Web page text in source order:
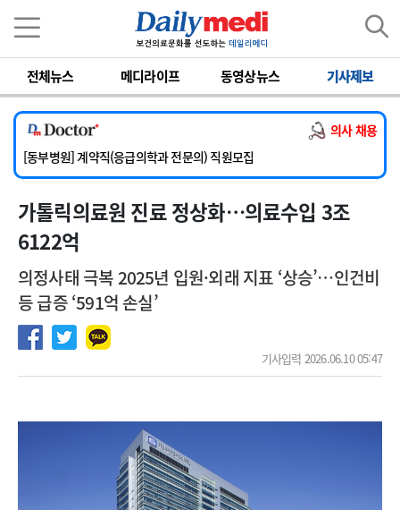
전체뉴스 메디라이프 동영상뉴스 기사제보
의사 채용
[서울아산병원] 2026년 하반기 인턴 모집
[영남대학교의료원] 마취통증의학과 임기제 임상의사 채용
[충남대학교병원] 소아청소년과(소아응급전담) 계약직 의사 공개채용
[동부병원] 계약직(응급의학과 전문의) 직원모집
[이대목동병원] 하반기 전공의(레지던트1년차) 모집
[서울아산병원] 2026년 하반기 인턴 모집
[영남대학교의료원] 마취통증의학과 임기제 임상의사 채용
가톨릭의료원 진료 정상화…의료수입 3조
6122억
의정사태 극복 2025년 입원·외래 지표 ‘상승’…인건비
등 급증 ‘591억 손실’
기사입력 2026.06.10 05:47